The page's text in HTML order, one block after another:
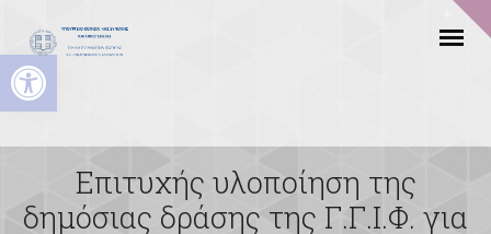
Ανοίξτε τη γραμμή εργαλείων
Επιτυχής υλοποίηση της
δημόσιας δράσης της Γ.Γ.Ι.Φ. για